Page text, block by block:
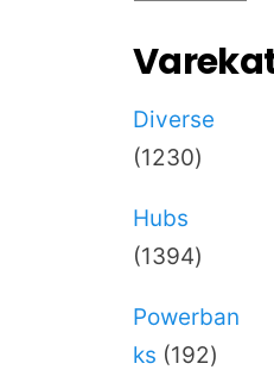
Diverse
12301230
Hubs
13941394
Powerban
ks
192192